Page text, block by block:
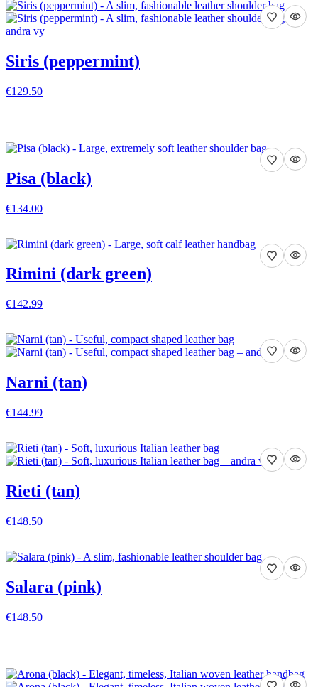
Siris (peppermint)
€129.50
Pisa (black)
€134.00
Rimini (dark green)
€142.99
Narni (tan)
€144.99
Rieti (tan)
€148.50
Salara (pink)
€148.50